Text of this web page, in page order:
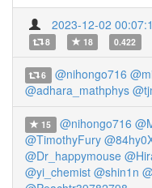
2023-12-02
8 18 0.422
6 @nihongo716
@adhara_mathphys
15 @nihongo716
@TimothyFury
@Dr_happymouse
@yi_chemist @shin1n